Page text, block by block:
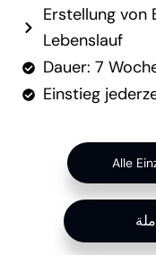
Erstellung von
Lebenslauf
Dauer: 7
Einstieg
Alle